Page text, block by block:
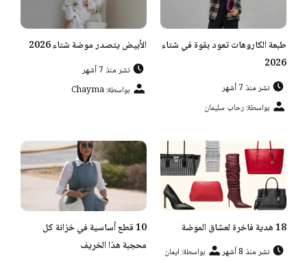
طبعة الكاروهات تعود بقوة في شتاء
2026
نشر منذ 7 أشهر
بواسطة: رحاب سليمان
الأبيض يتصدر موضة شتاء 2026
نشر منذ 7 أشهر
بواسطة: Chayma
18 هدية فاخرة لعشاق الموضة
نشر منذ 8 أشهر بواسطة: ايمان
10 قطع أساسية في خزانة كل
محجبة هذا الخريف